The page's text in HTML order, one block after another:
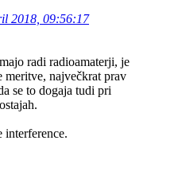
2018, 09:56:17
radi radioamaterji, je
največkrat prav
se to dogaja tudi pri
interference.